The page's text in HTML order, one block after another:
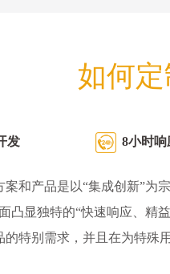
如何
发 8小时响
和产品是以“集成创新”为
凸显独特的“快速响应、精
的特别需求，并且在为特殊